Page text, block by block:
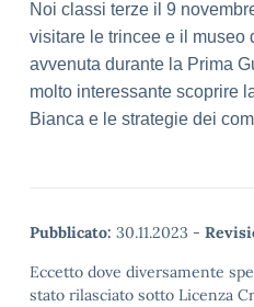
Noi classi terze il 9
visitare le trincee e il museo
avvenuta durante la Prima
molto interessante scoprire
Bianca e le strategie dei
Pubblicato: 30.11.2023 -
Eccetto dove diversamente
stato rilasciato sotto Licenza